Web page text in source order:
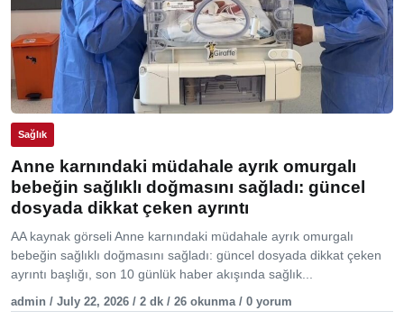
Sağlık
Anne karnındaki müdahale ayrık omurgalı
bebeğin sağlıklı doğmasını sağladı: güncel
dosyada dikkat çeken ayrıntı
AA kaynak görseli Anne karnındaki müdahale ayrık omurgalı
bebeğin sağlıklı doğmasını sağladı: güncel dosyada dikkat çeken
ayrıntı başlığı, son 10 günlük haber akışında sağlık...
admin / July 22, 2026 / 2 dk / 26 okunma / 0 yorum